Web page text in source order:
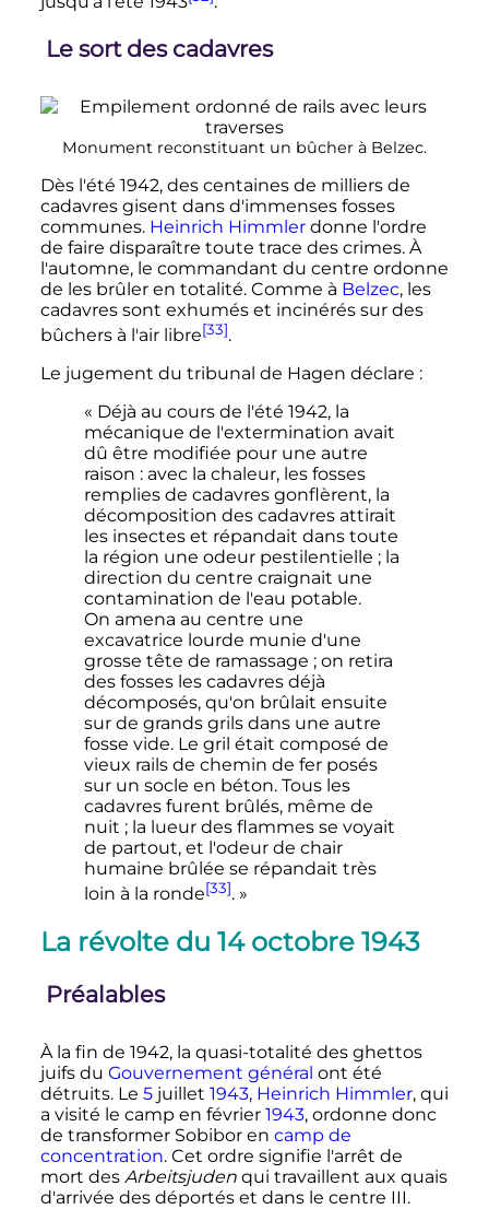
Le sort des cadavres
Monument reconstituant un bûcher à Belzec.
Dès l'été 1942, des centaines de milliers de
cadavres gisent dans d'immenses fosses
communes. Heinrich Himmlerdonne l'ordre
de faire disparaître toute trace des crimes. À
l'automne, le commandant du centre ordonne
de les brûler en totalité. Comme à Belzec, les
cadavres sont exhumés et incinérés sur des
bûchers à l'air libre[33].
Le jugement du tribunal de Hagen déclare :
« Déjà au cours de l'été 1942, la
mécanique de l'extermination avait
dû être modifiée pour une autre
raison : avec la chaleur, les fosses
remplies de cadavres gonflèrent, la
décomposition des cadavres attirait
les insectes et répandait dans toute
la région une odeur pestilentielle ; la
direction du centre craignait une
contamination de l'eau potable.
On amena au centre une
excavatrice lourde munie d'une
grosse tête de ramassage ; on retira
des fosses les cadavres déjà
décomposés, qu'on brûlait ensuite
sur de grands grils dans une autre
fosse vide. Le gril était composé de
vieux rails de chemin de fer posés
sur un socle en béton. Tous les
cadavres furent brûlés, même de
nuit ; la lueur des flammes se voyait
de partout, et l'odeur de chair
humaine brûlée se répandait très
loin à la ronde[33]. »
La révolte du 14 octobre 1943
Préalables
À la fin de 1942, la quasi-totalité des ghettos
juifs du Gouvernement général ont été
détruits. Le 5juillet 1943, Heinrich Himmler, qui
a visité le camp en février 1943, ordonne donc
de transformer Sobibor en camp de
concentration. Cet ordre signifie l'arrêt de
mort des Arbeitsjudenqui travaillent aux quais
d'arrivée des déportés et dans le centre III.